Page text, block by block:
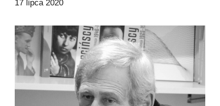
17 lipca 2020